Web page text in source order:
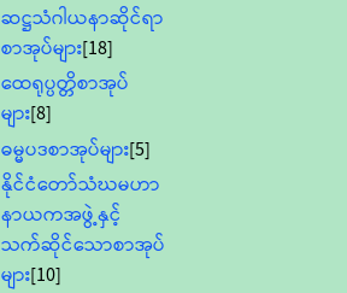
ဆဋ္ဌသံဂါယနာဆိုင်ရာ
စာအုပ်များ[18]
ထေရုပ္ပတ္တိစာအုပ်
များ[8]
ဓမ္မပဒစာအုပ်များ[5]
နိုင်ငံတော်သံဃမဟာ
နာယကအဖွဲ့နှင့်
သက်ဆိုင်သောစာအုပ်
များ[10]